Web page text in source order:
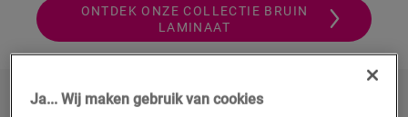
ONTDEK ONZE COLLECTIE BRUIN
LAMINAAT
Ontdek onze collectie bruin laminaat
Ja... Wij maken gebruik van cookies